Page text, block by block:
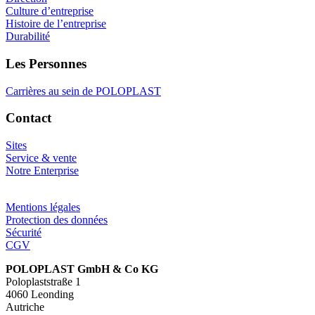
Culture d’entreprise
Histoire de l’entreprise
Durabilité
Les Personnes
Carrières au sein de POLOPLAST
Contact
Sites
Service & vente
Notre Enterprise
Mentions légales
Protection des données
Sécurité
CGV
POLOPLAST GmbH & Co KG
Poloplaststraße 1
4060 Leonding
Autriche